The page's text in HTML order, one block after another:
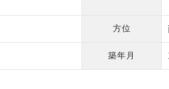
方位
築年月